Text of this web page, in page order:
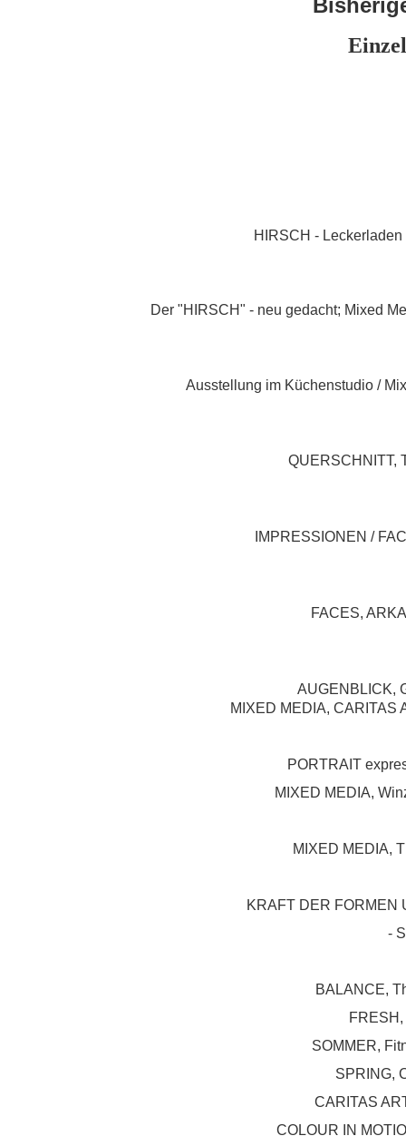
HIRSCH -
Der "HIRSCH" - neu gedacht; Mixed
Ausstellung im Küchenstudio /
QUERSCHNITT,
IMPRESSIONEN /
FACES,
AUGENBLICK,
MIXED MEDIA, CARITAS
PORTRAIT
MIXED MEDIA,
MIXED MEDIA,
KRAFT DER FORMEN
-
BALANCE,
SOMMER,
SPRING,
CARITAS
COLOUR IN